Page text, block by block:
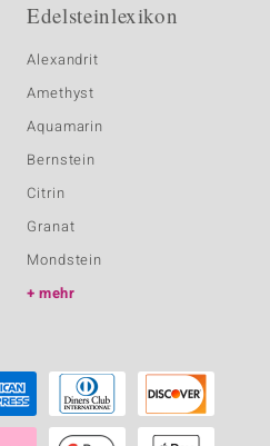
Edelsteinlexikon
Alexandrit
Amethyst
Aquamarin
Bernstein
Citrin
Granat
Mondstein
mehr